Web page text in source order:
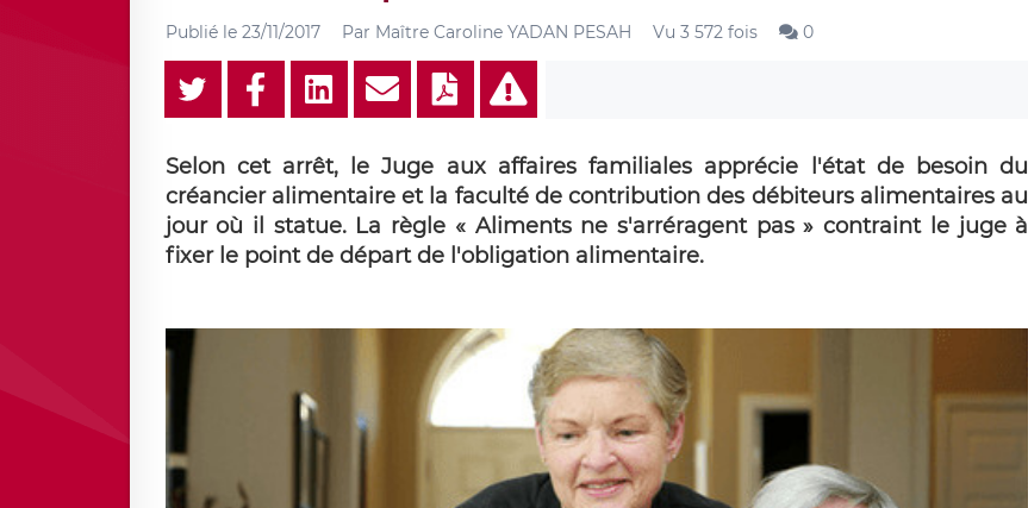
Publié le 23/11/2017 Par Maître Caroline YADAN PESAH Vu 3 572 fois 0
Selon cet arrêt, le Juge aux affaires familiales apprécie l'état de besoin du
créancier alimentaire et la faculté de contribution des débiteurs alimentaires au
jour où il statue. La règle « Aliments ne s'arréragent pas » contraint le juge à
fixer le point de départ de l'obligation alimentaire.